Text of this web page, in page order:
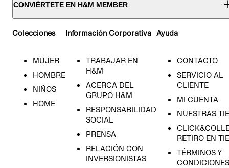
CONVIÉRTETE EN H&M MEMBER
Colecciones
MUJER
HOMBRE
NIÑOS
HOME
Información Corporativa
TRABAJAR EN
H&M
ACERCA DEL
GRUPO H&M
RESPONSABILIDAD
SOCIAL
PRENSA
RELACIÓN CON
INVERSIONISTAS
Ayuda
CONTACTO
SERVICIO AL
CLIENTE
MI CUENTA
NUESTRAS
RETIRO EN
TÉRMINOS Y
CONDICIONES